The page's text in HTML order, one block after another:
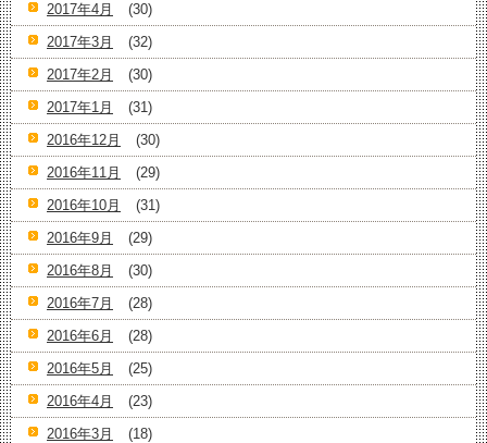
2017年4月
(30)
2017年3月
(32)
2017年2月
(30)
2017年1月
(31)
2016年12月
(30)
2016年11月
(29)
2016年10月
(31)
2016年9月
(29)
2016年8月
(30)
2016年7月
(28)
2016年6月
(28)
2016年5月
(25)
2016年4月
(23)
2016年3月
(18)